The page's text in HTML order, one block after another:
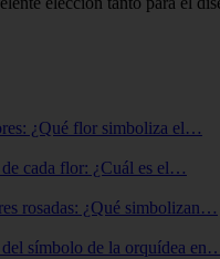
¿Qué flor simboliza el…
cada flor: ¿Cuál es el…
rosadas: ¿Qué simbolizan…
símbolo de la orquídea